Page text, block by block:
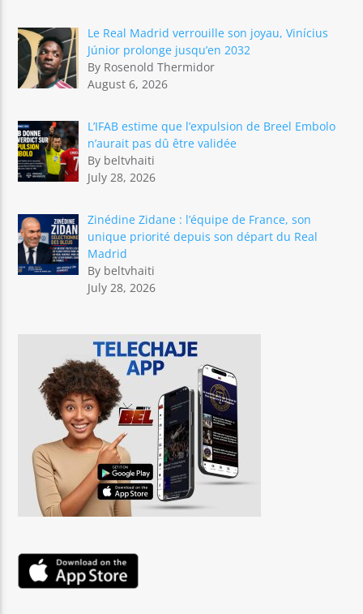
Le Real Madrid verrouille son joyau, Vinícius
Júnior prolonge jusqu’en 2032
By Rosenold Thermidor
August 6, 2026
L’IFAB estime que l’expulsion de Breel Embolo
n’aurait pas dû être validée
By beltvhaiti
July 28, 2026
Zinédine Zidane : l’équipe de France, son
unique priorité depuis son départ du Real
Madrid
By beltvhaiti
July 28, 2026